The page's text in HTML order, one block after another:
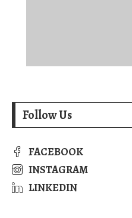
Follow Us
FACEBOOK
INSTAGRAM
LINKEDIN